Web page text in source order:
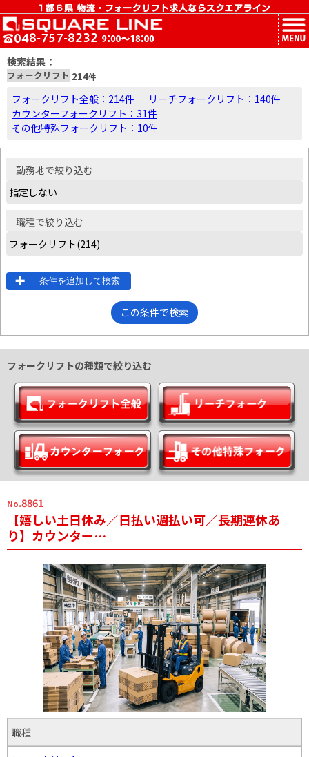
MENU
検索結果：
フォークリフト 214件
フォークリフト全般：214件
リーチフォークリフト：140件
カウンターフォークリフト：31件
その他特殊フォークリフト：10件
勤務地で絞り込む
職種で絞り込む
条件を追加して検索
この条件で検索
フォークリフトの種類で絞り込む
No.8861
【嬉しい土日休み／日払い週払い可／長期連休あ
り】カウンター…
職種